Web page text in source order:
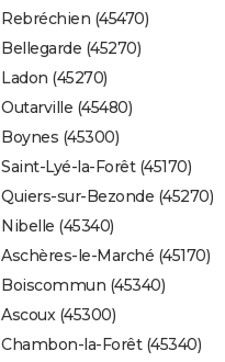
Rebréchien (45470)
Bellegarde (45270)
Ladon (45270)
Outarville (45480)
Boynes (45300)
Saint-Lyé-la-Forêt (45170)
Quiers-sur-Bezonde (45270)
Nibelle (45340)
Aschères-le-Marché (45170)
Boiscommun (45340)
Ascoux (45300)
Chambon-la-Forêt (45340)